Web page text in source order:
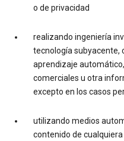
o de privacidad
realizando ingeniería
tecnología subyacente,
aprendizaje
comerciales u otra
excepto en los casos
utilizando medios
contenido de